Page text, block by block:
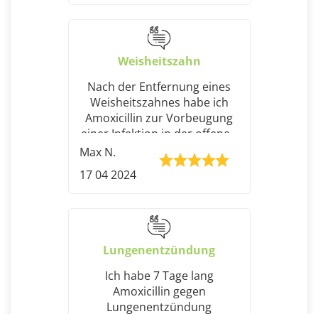
intensiver, mein Gesicht war
extrem angeschwollen.
Weisheitszahn
Nach der Entfernung eines
Weisheitszahnes habe ich
Amoxicillin zur Vorbeugung
einer Infektion in der offenen
Höhle des Zahnfleisches
bekommen. Das ist ein ganz
normales Antibiotikum. Ich
konnte sie problemlos in
meinen Alltag integrieren.
Max N.
17 04 2024
Lungenentzündung
Ich habe 7 Tage lang
Amoxicillin gegen
Lungenentzündung